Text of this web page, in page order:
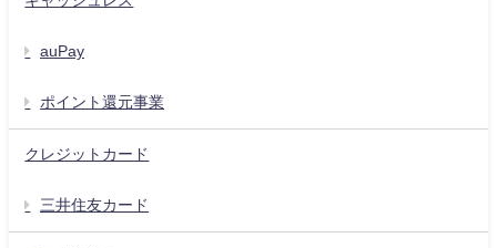
auPay
ポイント還元事業
クレジットカード
三井住友カード